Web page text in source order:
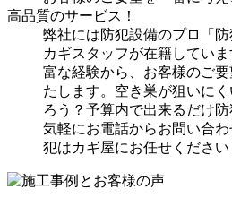
高品質のサービス！
弊社には防犯設備のプロ「
カギスタッフが在籍してい
富な経験から、お客様のご
たします。空き巣が狙いに
ろう？予算内で出来るだけ
気軽にお電話からお問い合
犯はカギ屋にお任せください